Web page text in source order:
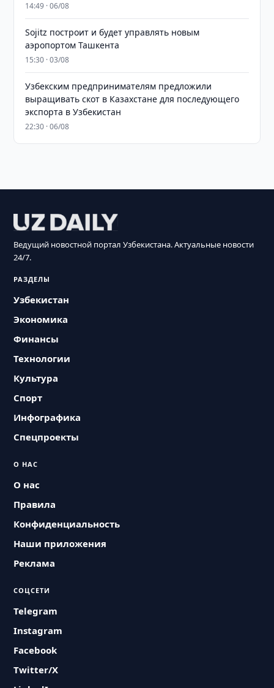
14:49 · 06/08
Sojitz построит и будет управлять новым
аэропортом Ташкента
15:30 · 03/08
Узбекским предпринимателям предложили
выращивать скот в Казахстане для последующего
экспорта в Узбекистан
22:30 · 06/08
Ведущий новостной портал Узбекистана. Актуальные новости
24/7.
РАЗДЕЛЫ
Узбекистан
Экономика
Финансы
Технологии
Культура
Спорт
Инфографика
Спецпроекты
О НАС
О нас
Правила
Конфиденциальность
Наши приложения
Реклама
СОЦСЕТИ
Telegram
Instagram
Facebook
Twitter/X